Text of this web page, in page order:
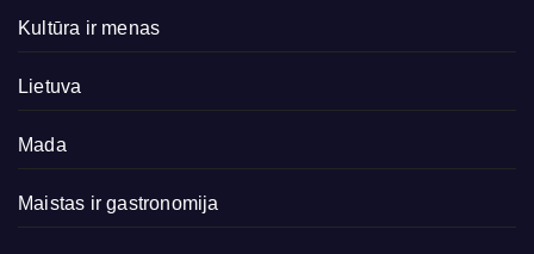
Kultūra ir menas
Lietuva
Mada
Maistas ir gastronomija